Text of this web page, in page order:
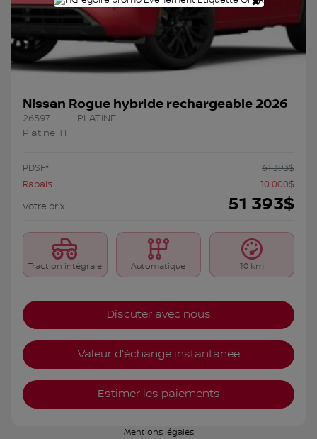
Nissan Rogue hybride rechargeable 2026
26597
– PLATINE
Platine TI
PDSF* 61 393$
Rabais
10 000$
Votre prix
51 393$
Traction intégrale Automatique 10 km
Discuter avec nous
Valeur d'échange instantanée
Estimer les paiements
Mentions légales